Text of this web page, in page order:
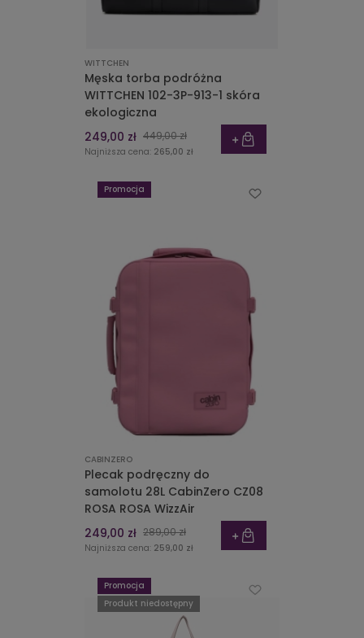
WITTCHEN
Męska torba podróżna
WITTCHEN 102-3P-913-1 skóra
ekologiczna
249,00 zł 449,00 zł
Najniższa cena: 265,00 zł
CABINZERO
Plecak podręczny do
samolotu 28L CabinZero CZ08
ROSA ROSA WizzAir
249,00 zł 289,00 zł
Najniższa cena: 259,00 zł
Promocja
Promocja
Produkt niedostępny